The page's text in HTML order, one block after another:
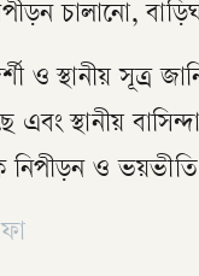
চালানো,
ও স্থানীয় সূত্র
এবং স্থানীয়
নিপীড়ন ও ভয়ভীতি